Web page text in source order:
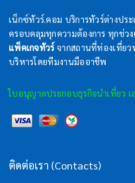
เน็กซ์ทัวร์.คอม บริการทัวร์ต่างปร
ครอบคลุมทุกความต้องการ ทุกช่วง
แพ็คเกจทัวร์จากสถานที่ท่องเที่ยว
บริหารโดยทีมงานมืออาชีพ
ใบอนุญาตประกอบธุรกิจนำเที่ยว
ติดต่อเรา (Contacts)